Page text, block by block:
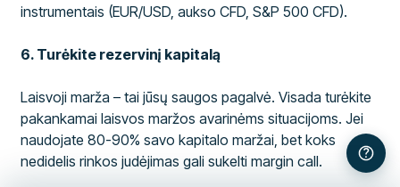
instrumentais (EUR/USD, aukso CFD, S&P 500 CFD).
6. Turėkite rezervinį kapitalą
Laisvoji marža – tai jūsų saugos pagalvė. Visada turėkite
pakankamai laisvos maržos avarinėms situacijoms. Jei
naudojate 80-90% savo kapitalo maržai, bet koks
nedidelis rinkos judėjimas gali sukelti margin call.